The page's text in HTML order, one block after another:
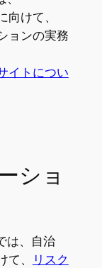
けて、
ョンの実務
イトについ
ショ
は、自治
、
リスク